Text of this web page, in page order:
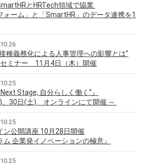
とHRTech領域で協業
ォーム」と「SmartHR」のデータ連携を1
種義務化による人事管理への影響とは”
ミナー 11月4日（木）開催
Stage, 自分らしく働く”』
、30日(土) オンラインにて開催 ～
公開講座 10月28日開催
ム 企業発イノベーションの極意』